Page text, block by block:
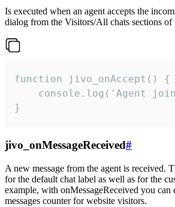
Is executed when an agent accepts the
dialog from the Visitors/All chats sections of
function jivo_onAccept() {
}
jivo_onMessageReceived#
A new message from the agent is received.
for the default chat label as well as for the
example, with onMessageReceived you can
messages counter for website visitors.